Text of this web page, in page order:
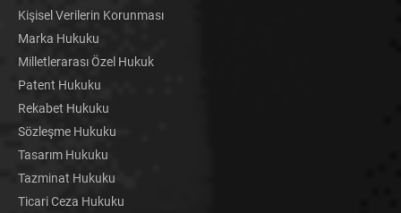
Kişisel Verilerin Korunması
Marka Hukuku
Milletlerarası Özel Hukuk
Patent Hukuku
Rekabet Hukuku
Sözleşme Hukuku
Tasarım Hukuku
Tazminat Hukuku
Ticari Ceza Hukuku